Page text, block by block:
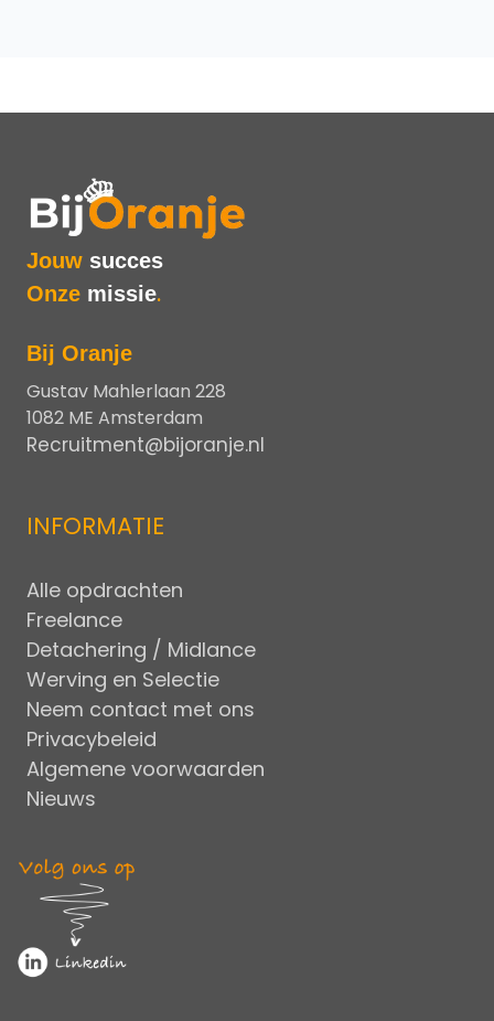
Jouw succes
Onze missie.
Bij Oranje
Gustav Mahlerlaan 228
1082 ME Amsterdam
Recruitment@bijoranje.nl
INFORMATIE
Alle opdrachten
Freelance
Detachering / Midlance
Werving en Selectie
Neem contact met ons
Privacybeleid
Algemene voorwaarden
Nieuws